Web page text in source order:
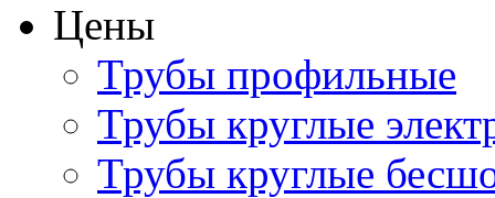
Цены
Трубы профильные
Трубы круглые
Трубы круглые